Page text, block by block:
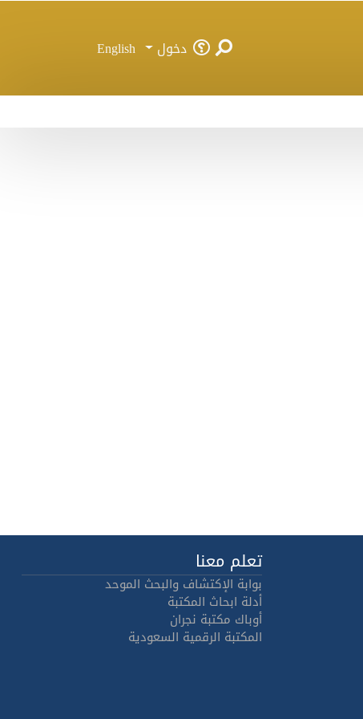
دخول English
تعلم معنا
بوابة الإكتشاف والبحث الموحد
أدلة ابحاث المكتبة
أوباك مكتبة نجران
المكتبة الرقمية السعودية